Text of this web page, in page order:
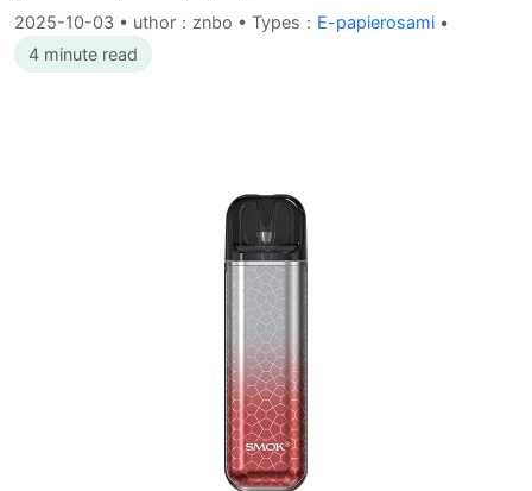
2025-10-03 • uthor：znbo • Types： E-papierosami •
4 minute read